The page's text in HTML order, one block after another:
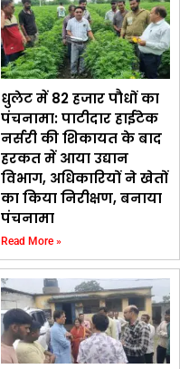
धुलेट में 82 हजार पौधों का
पंचनामा: पाटीदार हाईटेक
नर्सरी की शिकायत के बाद
हरकत में आया उद्यान
विभाग, अधिकारियों ने खेतों
का किया निरीक्षण, बनाया
पंचनामा
Read More »